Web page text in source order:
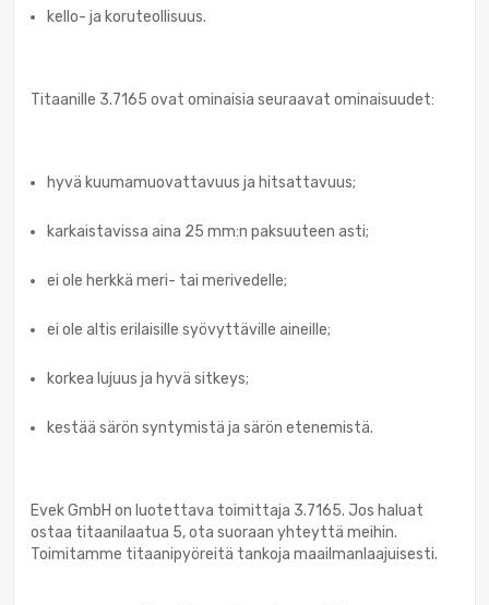
kello- ja koruteollisuus.
Titaanille 3.7165 ovat ominaisia seuraavat ominaisuudet:
hyvä kuumamuovattavuus ja hitsattavuus;
karkaistavissa aina 25 mm:n paksuuteen asti;
ei ole herkkä meri- tai merivedelle;
ei ole altis erilaisille syövyttäville aineille;
korkea lujuus ja hyvä sitkeys;
kestää särön syntymistä ja särön etenemistä.
Evek GmbH on luotettava toimittaja 3.7165. Jos haluat
ostaa titaanilaatua 5, ota suoraan yhteyttä meihin.
Toimitamme titaanipyöreitä tankoja maailmanlaajuisesti.